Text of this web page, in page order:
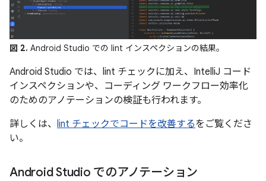
図 2. Android Studio での lint インスペクションの結果。
Android Studio では、lint チェックに加え、IntelliJ コード
インスペクションや、コーディング ワークフロー効率化
のためのアノテーションの検証も行われます。
詳しくは、 lint チェックでコードを改善するをご覧くださ
い。
Android Studio でのアノテーション